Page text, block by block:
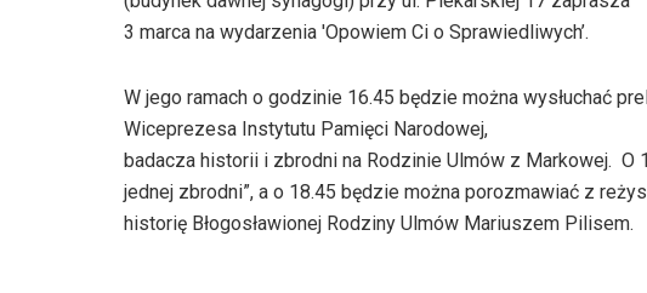
3 marca na wydarzenia 'Opowiem Ci o Sprawiedliwych’.
W jego ramach o godzinie 16.45 będzie można wysłuchać
Wiceprezesa Instytutu Pamięci Narodowej,
badacza historii i zbrodni na Rodzinie Ulmów z Markowej.
jednej zbrodni”, a o 18.45 będzie można porozmawiać z
historię Błogosławionej Rodziny Ulmów Mariuszem Pilisem.